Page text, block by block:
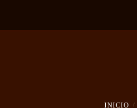
INICIO